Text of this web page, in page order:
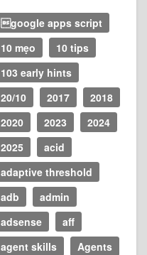
google apps script
10 mẹo
10 tips
103 early hints
20/10
2017
2018
2020
2023
2024
2025
acid
adaptive threshold
adb
admin
adsense
aff
agent skills
Agents